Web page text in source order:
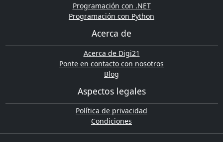
Programación con .NET
Programación con Python
Acerca de
Acerca de Digi21
Ponte en contacto con nosotros
Blog
Aspectos legales
Política de privacidad
Condiciones